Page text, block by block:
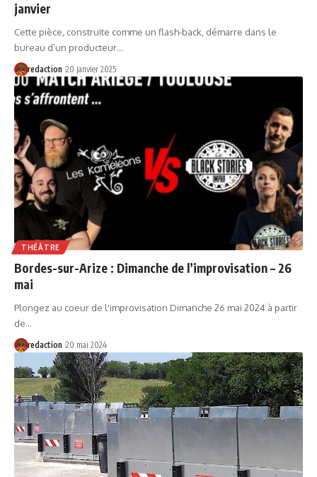
janvier
Cette pièce, construite comme un flash-back, démarre dans le
bureau d’un producteur…
redaction 20 janvier 2025
THÉÂTRE
Bordes-sur-Arize : Dimanche de l’improvisation – 26
mai
Plongez au coeur de l'improvisation Dimanche 26 mai 2024 à partir
de…
redaction 20 mai 2024